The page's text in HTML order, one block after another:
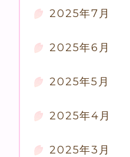
2025年7月
2025年6月
2025年5月
2025年4月
2025年3月